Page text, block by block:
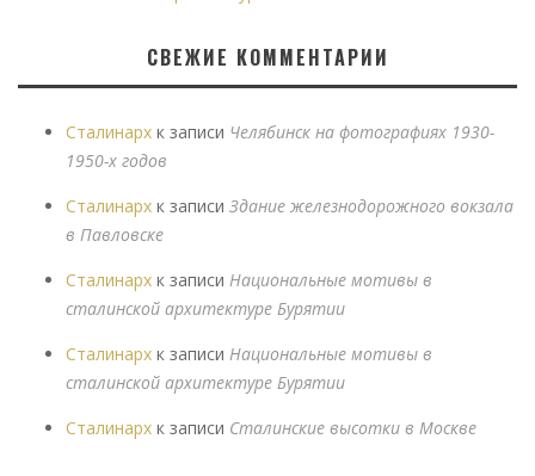
СВЕЖИЕ КОММЕНТАРИИ
Сталинарх к записи Челябинск на фотографиях 1930-
1950-х годов
Сталинарх к записи Здание железнодорожного вокзала
в Павловске
Сталинарх к записи Национальные мотивы в
сталинской архитектуре Бурятии
Сталинарх к записи Национальные мотивы в
сталинской архитектуре Бурятии
Сталинарх к записи Сталинские высотки в Москве